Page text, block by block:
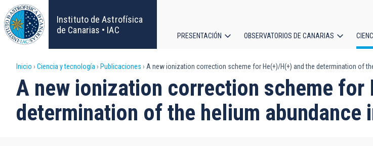
Pasar
al
contenido
principal
Instituto de Astrofísica
de Canarias • IAC
principal
PRESENTACIÓN OBSERVATORIOS DE CANARIAS
Sobrescribir
enlaces
de
Inicio Ciencia y tecnología Publicaciones A new ionization correction scheme for He(+)/H(+) and the determination of
A new ionization correction scheme for
determination of the helium abundance